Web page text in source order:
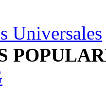
Universales